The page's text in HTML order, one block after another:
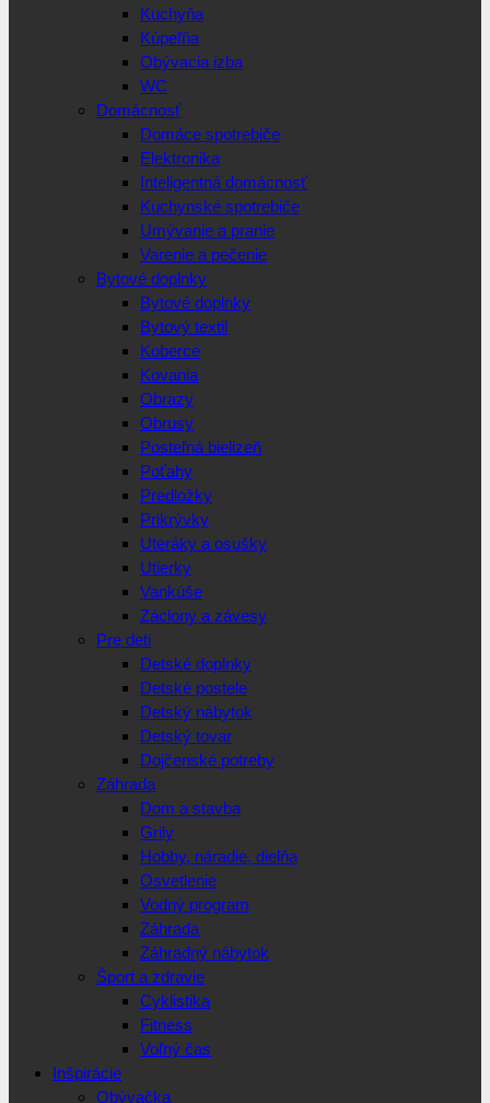
Kuchyňa
Kúpeľňa
Obývacia izba
WC
Domácnosť
Domáce spotrebiče
Elektronika
Inteligentná domácnosť
Kuchynské spotrebiče
Umývanie a pranie
Varenie a pečenie
Bytové doplnky
Bytové doplnky
Bytový textil
Koberce
Kovania
Obrazy
Obrusy
Posteľná bielizeň
Poťahy
Predložky
Prikrývky
Uteráky a osušky
Utierky
Vankúše
Záclony a závesy
Pre deti
Detské doplnky
Detské postele
Detský nábytok
Detský tovar
Dojčenské potreby
Záhrada
Dom a stavba
Grily
Hobby, náradie, dielňa
Osvetlenie
Vodný program
Záhrada
Záhradný nábytok
Šport a zdravie
Cyklistika
Fitness
Voľný čas
Inšpirácie
Obývačka